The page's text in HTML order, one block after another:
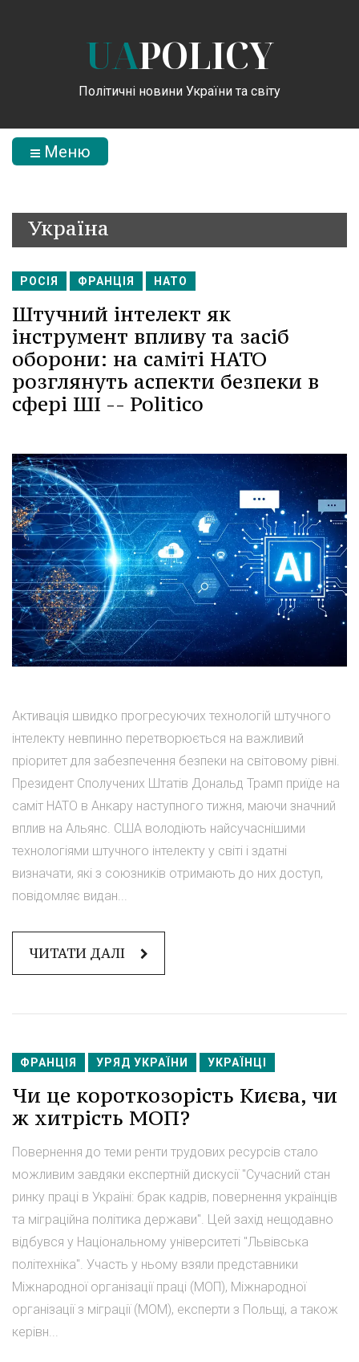
UAPOLICY
Політичні новини України та світу
Меню
Україна
РОСІЯ ФРАНЦІЯ НАТО
Штучний інтелект як
інструмент впливу та засіб
оборони: на саміті НАТО
розглянуть аспекти безпеки в
сфері ШІ -- Politico
Активація швидко прогресуючих технологій штучного
інтелекту невпинно перетворюється на важливий
пріоритет для забезпечення безпеки на світовому рівні.
Президент Сполучених Штатів Дональд Трамп приїде на
саміт НАТО в Анкару наступного тижня, маючи значний
вплив на Альянс. США володіють найсучаснішими
технологіями штучного інтелекту у світі і здатні
визначати, які з союзників отримають до них доступ,
повідомляє видан...
ЧИТАТИ ДАЛІ
ФРАНЦІЯ УРЯД УКРАЇНИ УКРАЇНЦІ
Чи це короткозорість Києва, чи
ж хитрість МОП?
Повернення до теми ренти трудових ресурсів стало
можливим завдяки експертній дискусії "Сучасний стан
ринку праці в Україні: брак кадрів, повернення українців
та міграційна політика держави". Цей захід нещодавно
відбувся у Національному університеті "Львівська
політехніка". Участь у ньому взяли представники
Міжнародної організації праці (МОП), Міжнародної
організації з міграції (МОМ), експерти з Польщі, а також
керівн...